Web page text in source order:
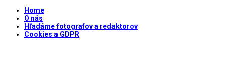
Home
O nás
Hľadáme fotografov a redaktorov
Cookies a GDPR